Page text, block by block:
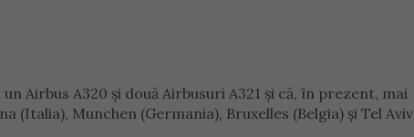
Airbus A320 și două Airbusuri A321 și că, în prezent, mai
Munchen (Germania), Bruxelles (Belgia) și Tel Aviv